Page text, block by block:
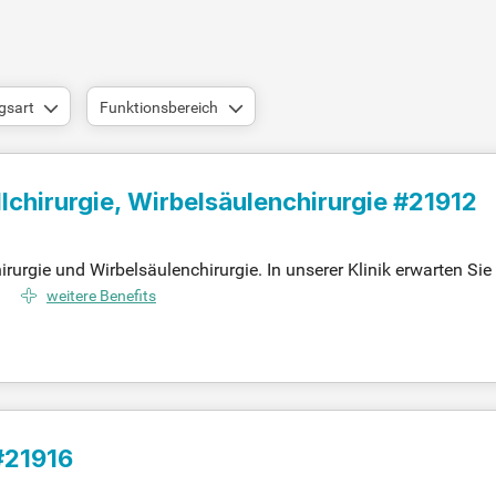
Funktionsbereich
Wirbelsäulenchirurgie #21912
und Wirbelsäulenchirurgie. In unserer Klinik erwarten
Unser Endo Prothetikzentrum führt jährlich rund 650
mikrochirurgische Verfahren. Mit über 180 Betten und
weitere Benefits